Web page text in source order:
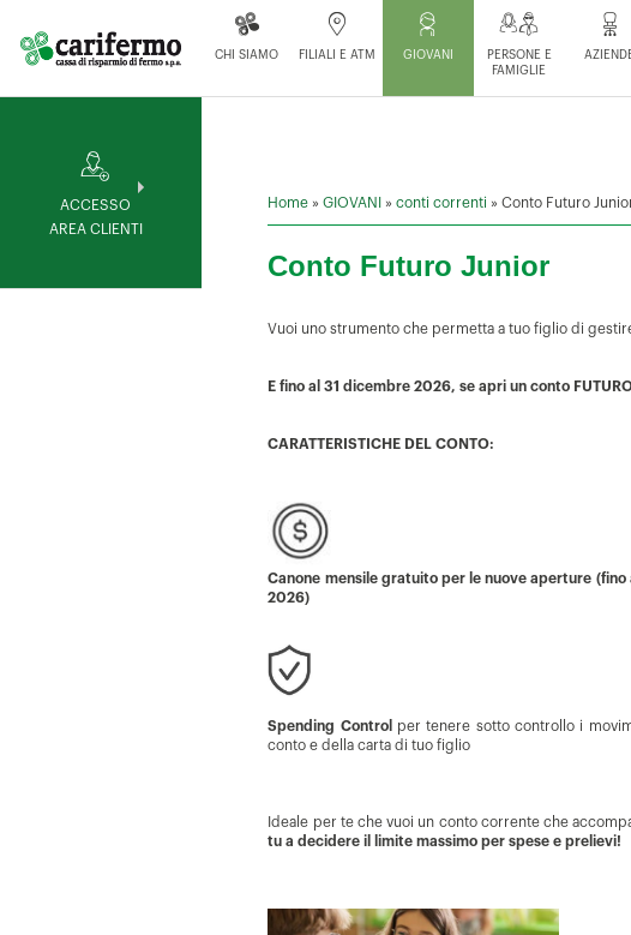
CHI SIAMO FILIALI E ATM GIOVANI
PERSONE E
FAMIGLIE
ACCESSO
AREA CLIENTI
Home »GIOVANI »conti correnti »Conto Futuro
Conto Futuro Junior
Vuoi uno strumento che permetta a tuo figlio di
E fino al 31 dicembre 2026, se apri un conto
CARATTERISTICHE DEL CONTO:
Canone mensile gratuito per le nuove aperture (fino
2026)
Spending Control
per tenere sotto controllo i
conto e della carta di tuo figlio
Ideale per te che vuoi un conto corrente che
tu a decidere il limite massimo per spese e prelievi!